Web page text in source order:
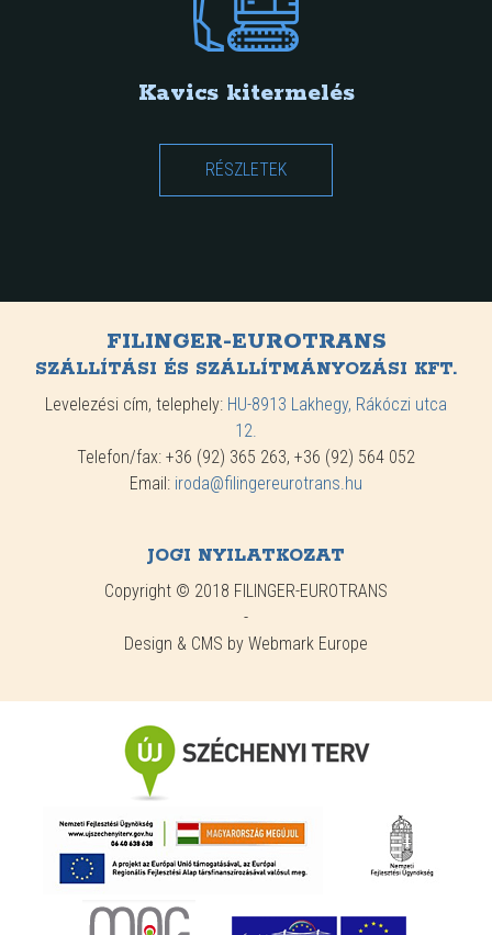
Kavics kitermelés
RÉSZLETEK
FILINGER-EUROTRANS
SZÁLLÍTÁSI ÉS SZÁLLÍTMÁNYOZÁSI KFT.
Levelezési cím, telephely: HU-8913 Lakhegy, Rákóczi utca
12.
Telefon/fax: +36 (92) 365 263, +36 (92) 564 052
Email: iroda@filingereurotrans.hu
JOGI NYILATKOZAT
Copyright © 2018 FILINGER-EUROTRANS
-
Design & CMS by Webmark Europe